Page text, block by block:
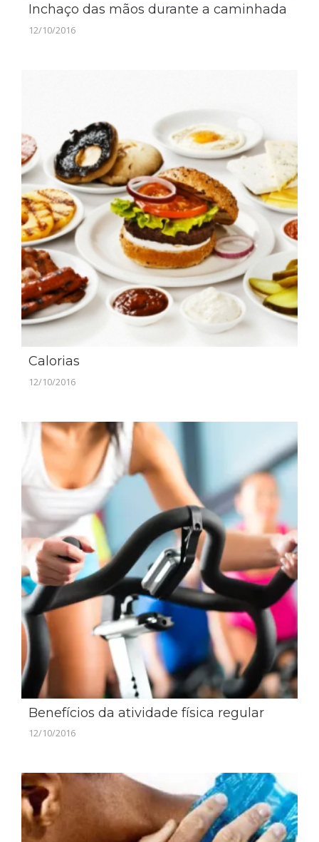
Inchaço das mãos durante a caminhada
12/10/2016
Calorias
12/10/2016
Benefícios da atividade física regular
12/10/2016